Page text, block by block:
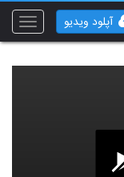
Toggle
آپلود ویدیو